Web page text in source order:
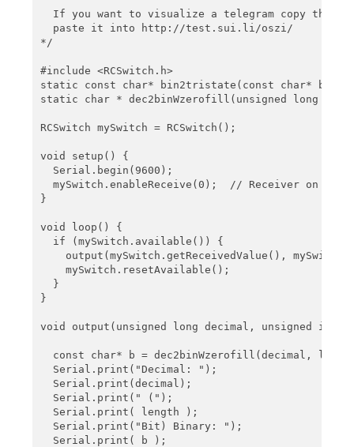
If you want to visualize a telegram copy the
  paste it into http://test.sui.li/oszi/
*/
#include <RCSwitch.h>
static const char* bin2tristate(const char* bin);
static char * dec2binWzerofill(unsigned long
RCSwitch mySwitch = RCSwitch();
void setup() {
  Serial.begin(9600);
mySwitch.enableReceive(0);  // Receiver on
}
void loop() {
  if (mySwitch.available()) {
output(mySwitch.getReceivedValue(),
    mySwitch.resetAvailable();
  }
}
void output(unsigned long decimal, unsigned
const char* b = dec2binWzerofill(decimal,
  Serial.print("Decimal: ");
  Serial.print(decimal);
  Serial.print(" (");
  Serial.print( length );
  Serial.print("Bit) Binary: ");
  Serial.print( b );